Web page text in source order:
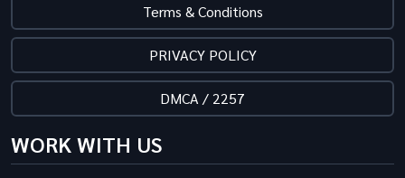
Terms & Conditions
PRIVACY POLICY
DMCA / 2257
WORK WITH US